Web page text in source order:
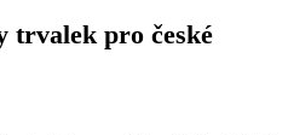
trvalek pro české